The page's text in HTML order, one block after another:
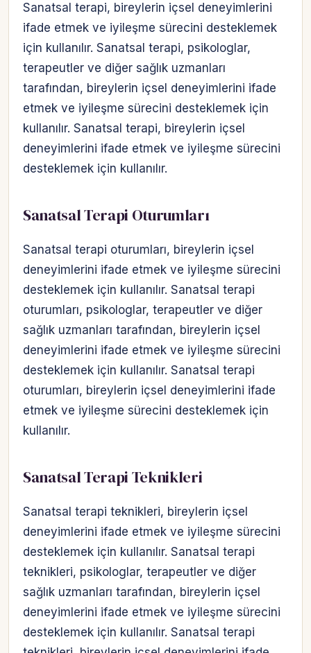
Sanatsal terapi, bireylerin içsel deneyimlerini
ifade etmek ve iyileşme sürecini desteklemek
için kullanılır. Sanatsal terapi, psikologlar,
terapeutler ve diğer sağlık uzmanları
tarafından, bireylerin içsel deneyimlerini ifade
etmek ve iyileşme sürecini desteklemek için
kullanılır. Sanatsal terapi, bireylerin içsel
deneyimlerini ifade etmek ve iyileşme sürecini
desteklemek için kullanılır.
Sanatsal Terapi Oturumları
Sanatsal terapi oturumları, bireylerin içsel
deneyimlerini ifade etmek ve iyileşme sürecini
desteklemek için kullanılır. Sanatsal terapi
oturumları, psikologlar, terapeutler ve diğer
sağlık uzmanları tarafından, bireylerin içsel
deneyimlerini ifade etmek ve iyileşme sürecini
desteklemek için kullanılır. Sanatsal terapi
oturumları, bireylerin içsel deneyimlerini ifade
etmek ve iyileşme sürecini desteklemek için
kullanılır.
Sanatsal Terapi Teknikleri
Sanatsal terapi teknikleri, bireylerin içsel
deneyimlerini ifade etmek ve iyileşme sürecini
desteklemek için kullanılır. Sanatsal terapi
teknikleri, psikologlar, terapeutler ve diğer
sağlık uzmanları tarafından, bireylerin içsel
deneyimlerini ifade etmek ve iyileşme sürecini
desteklemek için kullanılır. Sanatsal terapi